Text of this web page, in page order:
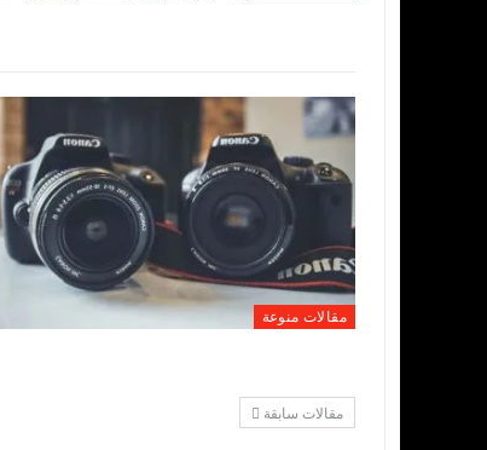
مقالات منوعة
مقالات سابقة